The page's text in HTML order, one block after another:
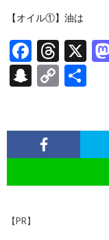
【オイル①】油は
F
ac
e
o
o
k
T
hr
ea
X
S
pc
h
at
C
Li
n
【PR】